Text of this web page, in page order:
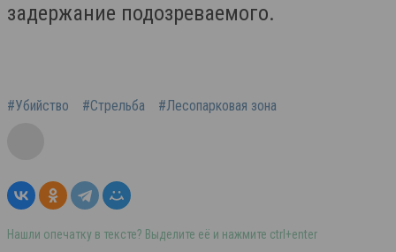
задержание подозреваемого.
#Убийство #Стрельба #Лесопарковая зона
Нашли опечатку в тексте? Выделите её и нажмите ctrl+enter